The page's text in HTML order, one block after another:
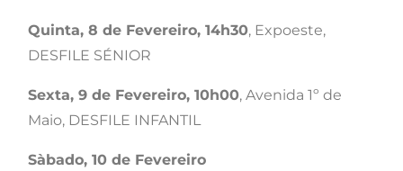
Quinta, 8 de Fevereiro, 14h30, Expoeste,
DESFILE SÉNIOR
Sexta, 9 de Fevereiro, 10h00, Avenida 1º de
Maio, DESFILE INFANTIL
Sàbado, 10 de Fevereiro